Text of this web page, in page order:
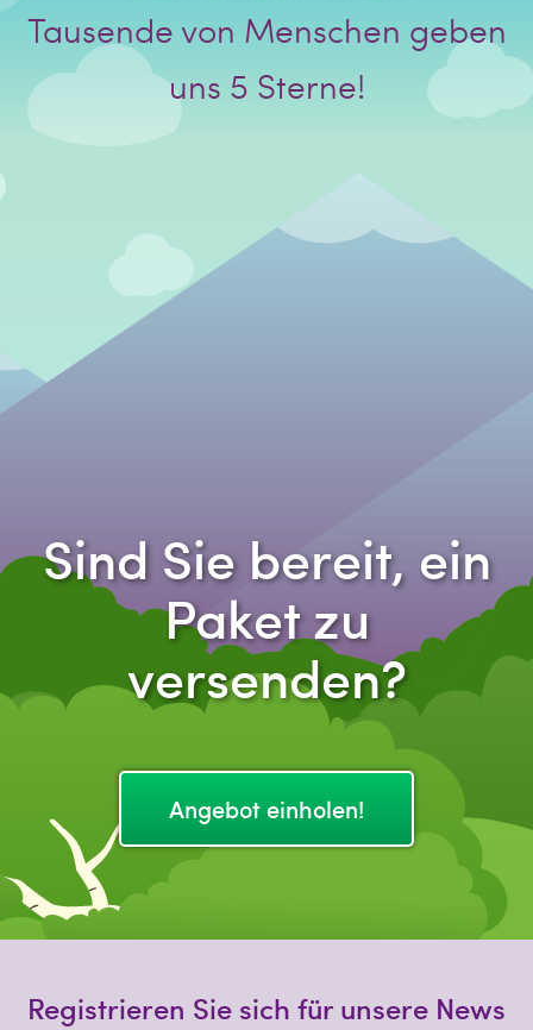
Tausende von Menschen geben
uns 5 Sterne!
Sind Sie bereit, ein
Paket zu
versenden?
Angebot einholen!
Registrieren Sie sich für unsere News